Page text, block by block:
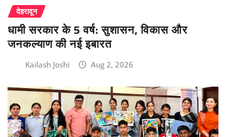
देहरादून
धामी सरकार के 5 वर्ष: सुशासन, विकास और
जनकल्याण की नई इबारत
Kailash Joshi Aug 2, 2026